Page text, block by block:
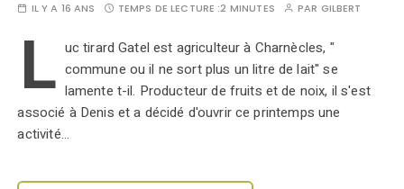
IL Y A 16 ANS TEMPS DE LECTURE :2 MINUTES PAR GILBERT
L uc tirard Gatel est agriculteur à Charnècles, "
commune ou il ne sort plus un litre de lait" se
lamente t-il. Producteur de fruits et de noix, il s'est
associé à Denis et a décidé d'ouvrir ce printemps une
activité…